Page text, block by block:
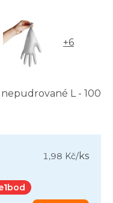
+6
L - 100
1,98 Kč/ks
1bod